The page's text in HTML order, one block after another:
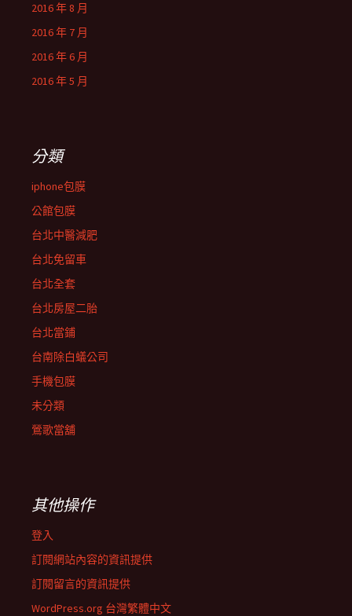
2016 年 8 月
2016 年 7 月
2016 年 6 月
2016 年 5 月
分類
iphone包膜
公館包膜
台北中醫減肥
台北免留車
台北全套
台北房屋二胎
台北當鋪
台南除白蟻公司
手機包膜
未分類
鶯歌當舖
其他操作
登入
訂閱網站內容的資訊提供
訂閱留言的資訊提供
WordPress.org 台灣繁體中文